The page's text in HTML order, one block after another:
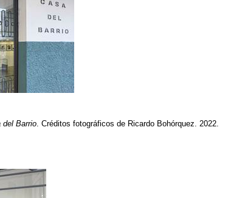
del Barrio. Créditos fotográficos de Ricardo Bohórquez. 2022.